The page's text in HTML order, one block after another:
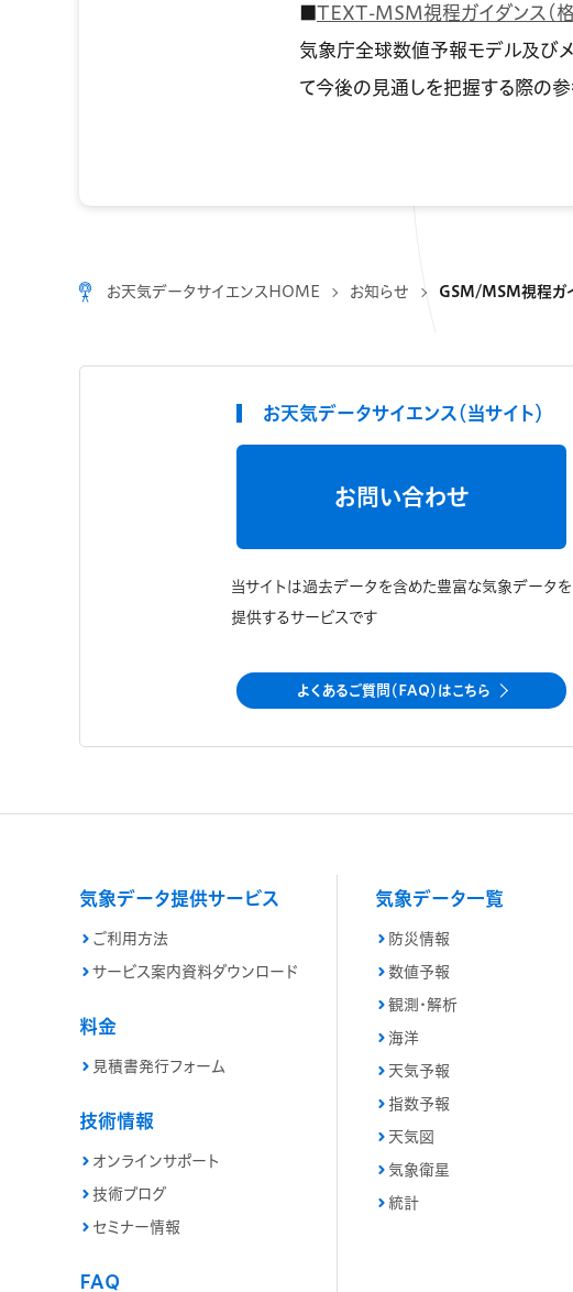
■TEXT-MSM視程ガイダンス（格
気象庁全球数値予報モデル及び
て今後の見通しを把握する際の参
お天気データサイエンスHOME お知らせ GSM/MSM視程ガ
お天気データサイエンス（当サイト）
お問い合わせ
当サイトは過去データを含めた豊富な気象データを
提供するサービスです
よくあるご質問（FAQ）はこちら
気象データ提供サービス
ご利用方法
サービス案内資料ダウンロード
料金
見積書発行フォーム
技術情報
オンラインサポート
技術ブログ
セミナー情報
FAQ
気象データ一覧
防災情報
数値予報
観測・解析
海洋
天気予報
指数予報
天気図
気象衛星
統計